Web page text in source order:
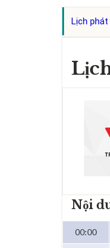
Lịch
Nội
00:00